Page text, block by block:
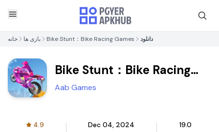
خانه بازی ها Bike Stunt：Bike Racing Games دانلود
Bike Stunt：Bike Racing
Games
Aab Games
4.9 Dec 04, 2024 19.0